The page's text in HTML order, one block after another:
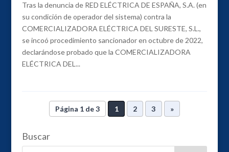
Tras la denuncia de RED ELÉCTRICA DE ESPAÑA, S.A. (en
su condición de operador del sistema) contra la
COMERCIALIZADORA ELÉCTRICA DEL SURESTE, S.L.,
se incoó procedimiento sancionador en octubre de 2022,
declarándose probado que la COMERCIALIZADORA
ELÉCTRICA DEL...
Página 1 de 3 1 2 3 »
Buscar